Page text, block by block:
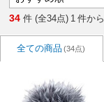
34 件 (全34点) 1 件から
全ての商品 (34点)